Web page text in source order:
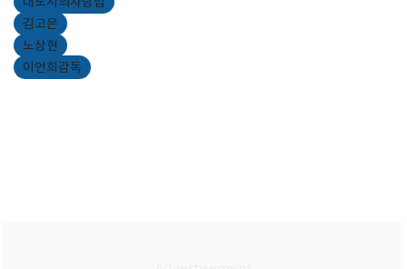
김고은
노상현
이언희감독